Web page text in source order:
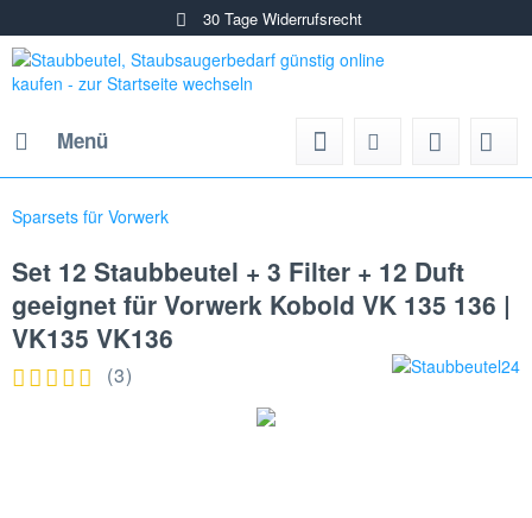
30 Tage Widerrufsrecht
Menü
Sparsets für Vorwerk
Set 12 Staubbeutel + 3 Filter + 12 Duft
geeignet für Vorwerk Kobold VK 135 136 |
VK135 VK136
(3)